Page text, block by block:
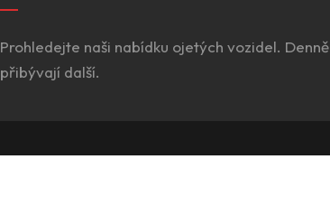
Prohledejte naši nabídku ojetých vozidel. Denně
přibývají další.